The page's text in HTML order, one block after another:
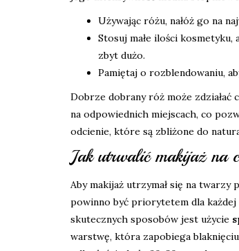
Używając różu, nałóż go na
Stosuj małe ilości
zbyt dużo.
Pamiętaj o rozblendowaniu,
Dobrze dobrany róż może zdziałać
na odpowiednich miejscach, co
odcienie, które są zbliżone do
Jak utrwalić makijaż na
Aby makijaż utrzymał się na
powinno być priorytetem dla każdej
skutecznych sposobów jest użycie
warstwę, która zapobiega